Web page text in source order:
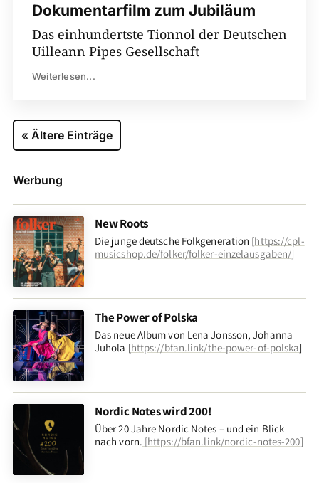
Dokumentarfilm zum Jubiläum
Das einhundertste Tionnol der Deutschen
Uilleann Pipes Gesellschaft
Weiterlesen...
« Ältere Einträge
Werbung
New Roots
Die junge deutsche Folkgeneration [https://cpl-
musicshop.de/folker/folker-einzelausgaben/]
The Power of Polska
Das neue Album von Lena Jonsson, Johanna
Juhola [https://bfan.link/the-power-of-polska]
Nordic Notes wird 200!
Über 20 Jahre Nordic Notes – und ein Blick
nach vorn. [https://bfan.link/nordic-notes-200]